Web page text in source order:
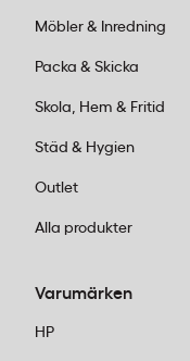
Möbler & Inredning
Packa & Skicka
Skola, Hem & Fritid
Städ & Hygien
Outlet
Alla produkter
Varumärken
HP